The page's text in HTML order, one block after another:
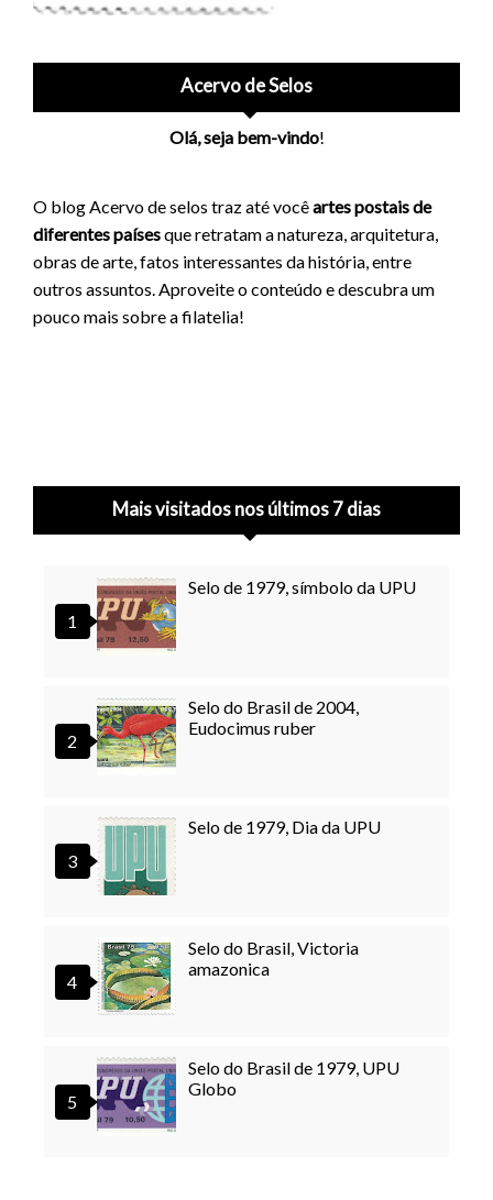
Acervo de Selos
Olá, seja bem-vindo!
O blog Acervo de selos traz até vocêartes postais de
diferentes paísesque retratam a natureza, arquitetura,
obras de arte, fatos interessantes da história, entre
outros assuntos. Aproveite o conteúdo e descubra um
pouco mais sobre a filatelia!
Mais visitados nos últimos 7 dias
Selo de 1979, símbolo da UPU
Selo do Brasil de 2004,
Eudocimus ruber
Selo de 1979, Dia da UPU
Selo do Brasil, Victoria
amazonica
Selo do Brasil de 1979, UPU
Globo